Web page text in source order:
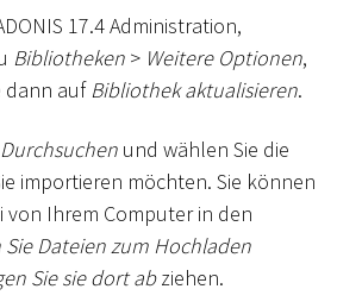
17.4 Administration,
Bibliotheken > Weitere Optionen,
dann aufBibliothek aktualisieren.
Durchsuchen und wählen Sie die
importieren möchten. Sie können
von Ihrem Computer in den
Sie Dateien zum Hochladen
Sie sie dort abziehen.